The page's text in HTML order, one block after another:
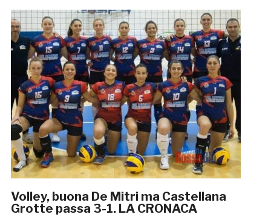
Volley, buona De Mitri ma Castellana
Grotte passa 3-1. LA CRONACA